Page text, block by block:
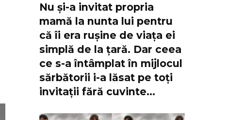
Nu și-a invitat propria
mamă la nunta lui pentru
că îi era rușine de viața ei
simplă de la țară. Dar ceea
ce s-a întâmplat în mijlocul
sărbătorii i-a lăsat pe toți
invitații fără cuvinte…